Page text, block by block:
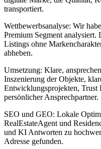
transportiert.
Wettbewerbsanalyse: Wir
Premium Segment
Listings ohne
abheben.
Umsetzung: Klare,
Inszenierung der Objekte,
Entwicklungsprojekten, Trust
persönlicher Ansprechpartner.
SEO und GEO: Lokale
RealEstateAgent und
und KI Antworten zu
Adresse gefunden.